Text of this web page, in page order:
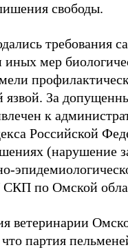
свободы.
требования
иных мер
язвой. За
к
Российской
(нарушение
СКП по Омской
ветеринарии
партия